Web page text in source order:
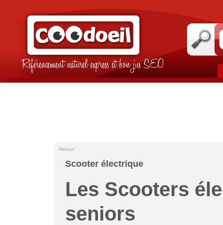
Référencement naturel express et bon jus SEO
Scooter électrique
Retour
Les Scooters
seniors